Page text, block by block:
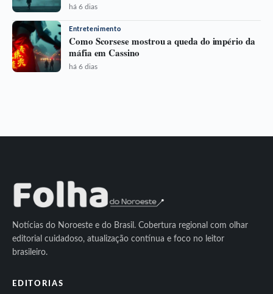
há 6 dias
Entretenimento
Como Scorsese mostrou a queda do império da
máfia em Cassino
há 6 dias
Notícias do Noroeste e do Brasil. Cobertura regional com olhar
editorial cuidadoso, atualização contínua e foco no leitor
brasileiro.
EDITORIAS